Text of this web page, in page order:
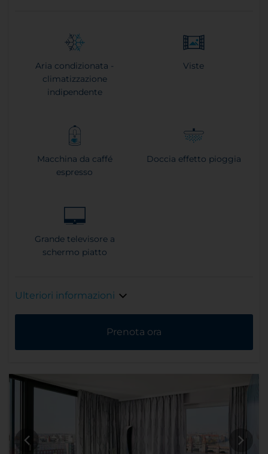
Aria condizionata -
climatizzazione
indipendente
Viste
Macchina da caffé
espresso
Doccia effetto pioggia
Grande televisore a
schermo piatto
Ulteriori informazioni
Prenota ora